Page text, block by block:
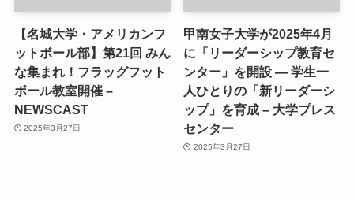
【名城大学・アメリカンフ
ットボール部】第21回 みん
な集まれ！フラッグフット
ボール教室開催 –
NEWSCAST
2025年3月27日
甲南女子大学が2025年4月
に「リーダーシップ教育セ
ンター」を開設 ― 学生一
人ひとりの「新リーダーシ
ップ」を育成 – 大学プレス
センター
2025年3月27日